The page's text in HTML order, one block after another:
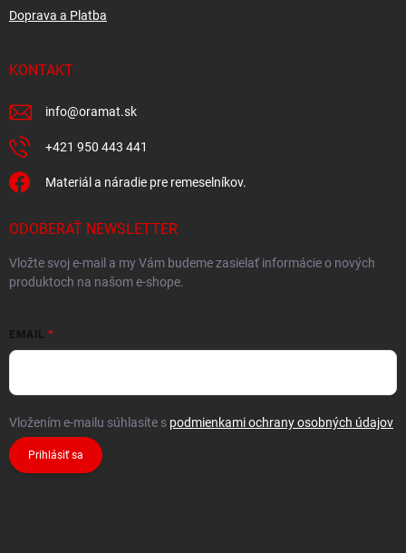
Doprava a Platba
KONTAKT
info@oramat.sk
+421 950 443 441
Materiál a náradie pre remeselníkov.
ODOBERAŤ NEWSLETTER
Vložte svoj e-mail a my Vám budeme zasielať informácie o nových
produktoch na našom e-shope.
EMAIL
Vložením e-mailu súhlasíte s podmienkami ochrany osobných údajov
Prihlásiť sa